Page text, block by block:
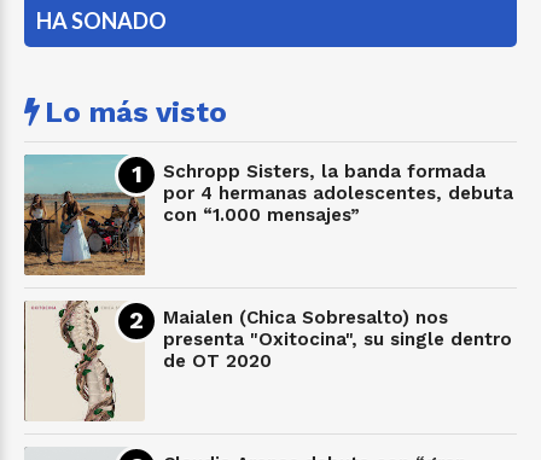
HA SONADO
Lo más visto
Schropp Sisters, la banda formada
por 4 hermanas adolescentes, debuta
con “1.000 mensajes”
Maialen (Chica Sobresalto) nos
presenta "Oxitocina", su single dentro
de OT 2020